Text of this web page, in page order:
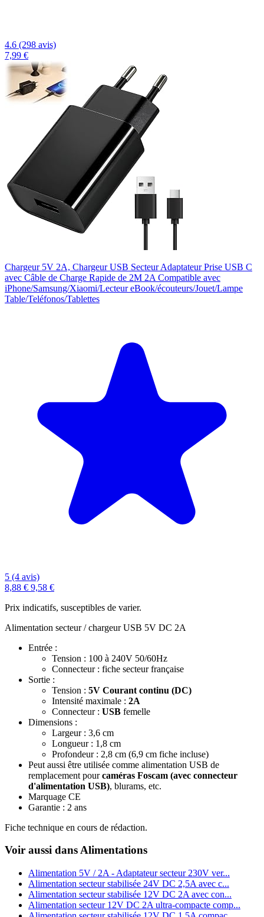
4.6 (298 avis)
7,99 €
Chargeur 5V 2A, Chargeur USB Secteur Adaptateur Prise USB C
avec Câble de Charge Rapide de 2M 2A Compatible avec
iPhone/Samsung/Xiaomi/Lecteur eBook/écouteurs/Jouet/Lampe
Table/Teléfonos/Tablettes
5 (4 avis)
8,88 € 9,58 €
Prix indicatifs, susceptibles de varier.
Alimentation secteur / chargeur USB 5V DC 2A
Entrée :
Tension : 100 à 240V 50/60Hz
Connecteur : fiche secteur française
Sortie :
Tension : 5V Courant continu (DC)
Intensité maximale : 2A
Connecteur : USB femelle
Dimensions :
Largeur : 3,6 cm
Longueur : 1,8 cm
Profondeur : 2,8 cm (6,9 cm fiche incluse)
Peut aussi être utilisée comme alimentation USB de
remplacement pourcaméras Foscam (avec connecteur
d'alimentation USB), blurams, etc.
Marquage CE
Garantie : 2 ans
Fiche technique en cours de rédaction.
Voir aussi dans Alimentations
Alimentation 5V / 2A - Adaptateur secteur 230V ver...
Alimentation secteur stabilisée 24V DC 2,5A avec c...
Alimentation secteur stabilisée 12V DC 2A avec con...
Alimentation secteur 12V DC 2A ultra-compacte comp...